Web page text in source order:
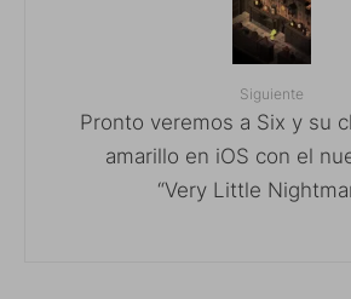
Siguiente
Pronto veremos a Six y su
amarillo en iOS con el
“Very Little